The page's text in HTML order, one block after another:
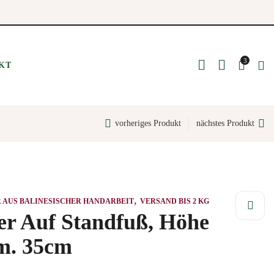
3
vorheriges Produkt nächstes Produkt
AUS BALINESISCHER HANDARBEIT, VERSAND BIS 2 KG
Auf Standfuß, Höhe
35cm